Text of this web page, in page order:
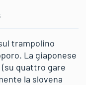
trampolino
La giaponese
quattro gare
la slovena